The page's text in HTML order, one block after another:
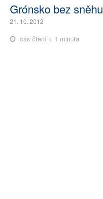
Grónsko bez sněhu
21. 10. 2012
čas čtení < 1 minuta